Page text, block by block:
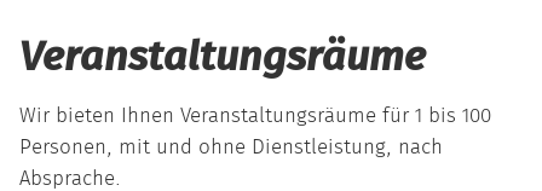
Veranstaltungsräume
Wir bieten Ihnen Veranstaltungsräume für 1 bis 100
Personen, mit und ohne Dienstleistung, nach
Absprache.